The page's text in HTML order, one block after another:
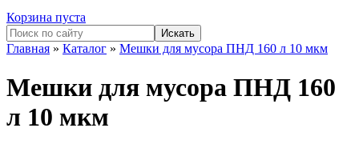
Корзина пуста
Главная » Каталог » Мешки для мусора ПНД 160 л 10 мкм
Мешки для мусора ПНД 160
л 10 мкм